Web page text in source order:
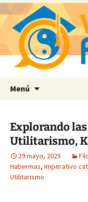
Menú
Explorando
Utilitarismo,
29 mayo, 2025
Habermas, Imperativo
Utilitarismo